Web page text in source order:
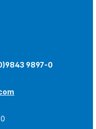
9897-0